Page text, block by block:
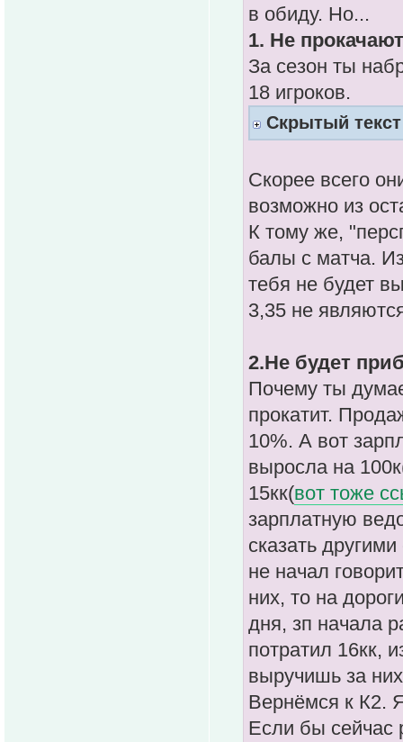
в обиду. Но...
1. Не
За сезон ты
18 игроков.
Скрытый текст
Скорее всего
возможно из
К тому же,
балы с матча.
тебя не будет
3,35 не
2.Не будет
Почему ты
прокатит.
10%. А вот
выросла на
15кк(вот тоже
зарплатную
сказать
не начал
них, то на
дня, зп начала
потратил 16кк,
выручишь за
Вернёмся к К2.
Если бы сейчас